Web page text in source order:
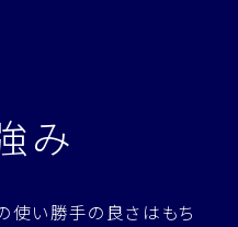
み
使い勝手の良さはもち